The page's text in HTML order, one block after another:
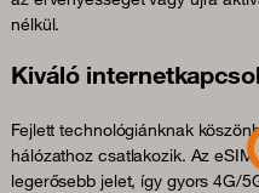
nélkül.
Kiváló
Fejlett technológiánknak
hálózathoz csatlakozik. Az
legerősebb jelet, így gyors 4G/